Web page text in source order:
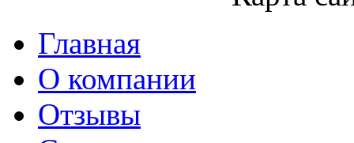
Главная
О компании
Отзывы